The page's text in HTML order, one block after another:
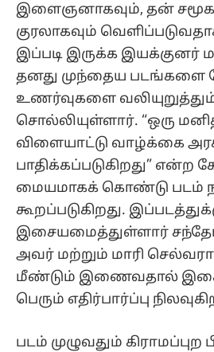
இளைஞனாகவும், தன்
குரலாகவும்
இப்படி இருக்க இயக்குனர்
தனது முந்தைய படங்களை
உணர்வுகளை
சொல்லியுள்ளார். “ஒரு
விளையாட்டு வாழ்க்கை
பாதிக்கப்படுகிறது” என்ற
மையமாகக் கொண்டு படம்
கூறப்படுகிறது.
இசையமைத்துள்ளார்
அவர் மற்றும் மாரி
மீண்டும் இணைவதால் இசை
பெரும் எதிர்பார்ப்பு
படம் முழுவதும்